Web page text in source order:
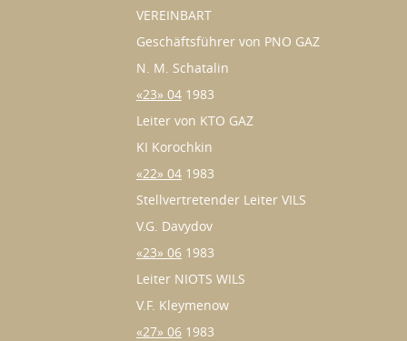
VEREINBART
Geschäftsführer von PNO GAZ
N. M. Schatalin
«23» 04 1983
Leiter von KTO GAZ
KI Korochkin
«22» 04 1983
Stellvertretender Leiter VILS
V.G. Davydov
«23» 06 1983
Leiter NIOTS WILS
V.F. Kleymenow
«27» 06 1983